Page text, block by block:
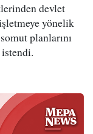
devlet
yönelik
planlarını
istendi.